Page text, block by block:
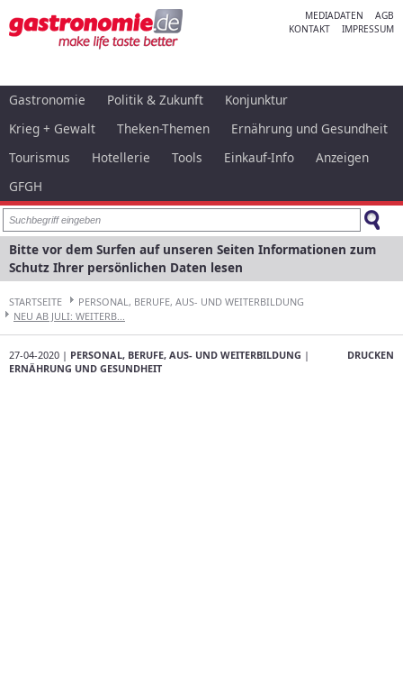
MEDIADATEN
AGB
KONTAKT
IMPRESSUM
Gastronomie Politik & Zukunft
Konjunktur
Krieg + Gewalt
Theken-Themen
Ernährung und Gesundheit
Tourismus
Hotellerie Tools Einkauf-Info
Anzeigen
GFGH
Bitte vor dem Surfen auf unseren Seiten Informationen zum
Schutz Ihrer persönlichen Daten lesen
STARTSEITE
PERSONAL, BERUFE, AUS- UND WEITERBILDUNG
NEU AB JULI: WEITERB...
DRUCKEN
27-04-2020 | PERSONAL, BERUFE, AUS- UND WEITERBILDUNG |
ERNÄHRUNG UND GESUNDHEIT